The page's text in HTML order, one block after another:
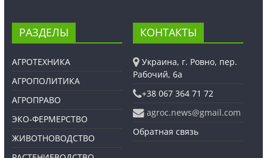
РАЗДЕЛЫ
АГРОТЕХНИКА
АГРОПОЛИТИКА
АГРОПРАВО
ЭКО-ФЕРМЕРСТВО
ЖИВОТНОВОДСТВО
КОНТАКТЫ
Украина, г. Ровно, пер.
Рабочий, 6а
+38 067 364 71 72
agroc.news@gmail.com
Обратная связь